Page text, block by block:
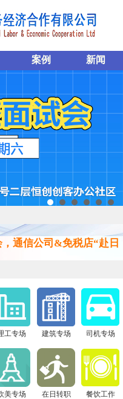
案例 新闻
通信公司&免税店“赴日
通信公司&免税店“赴日
，通信公司&免税店“赴日
通信公司&免税店“赴日
工专场 建筑专场 司机专场
美专场 在日转职 餐饮工作